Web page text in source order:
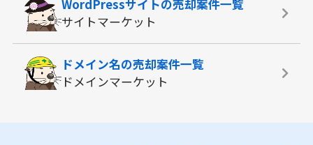
WordPressサイトの売却案件一覧
サイトマーケット
ドメイン名の売却案件一覧
ドメインマーケット